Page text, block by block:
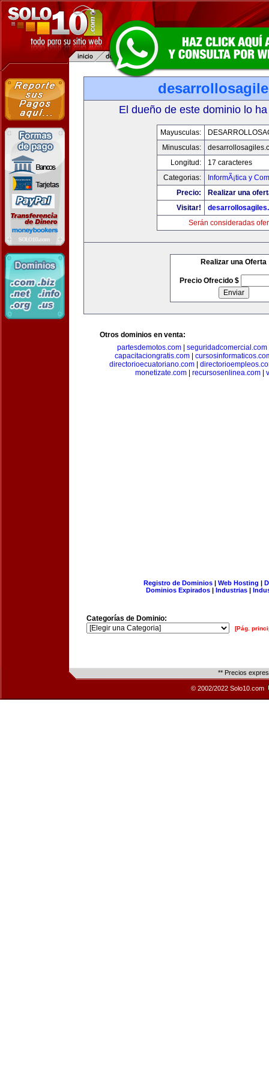
El dueño de este dominio lo
Mayusculas:
Minusculas:
Longitud:
17 caracteres
Categorias:
InformÃ¡tica y
Precio:
Realizar una
Visitar!
Serán consideradas
Realizar una Oferta
Precio Ofrecido $
Otros dominios en venta:
partesdemotos.com| seguridadcomercial.com
capacitaciongratis.com|
directorioecuatoriano.com
monetizate.com
recursosenlinea.com
Registro de Dominios| Web Hosting |
Dominios Expirados | Industrias |
Categorías de Dominio:
[Pág.
** Precios
© 2002/2022 Solo10.com